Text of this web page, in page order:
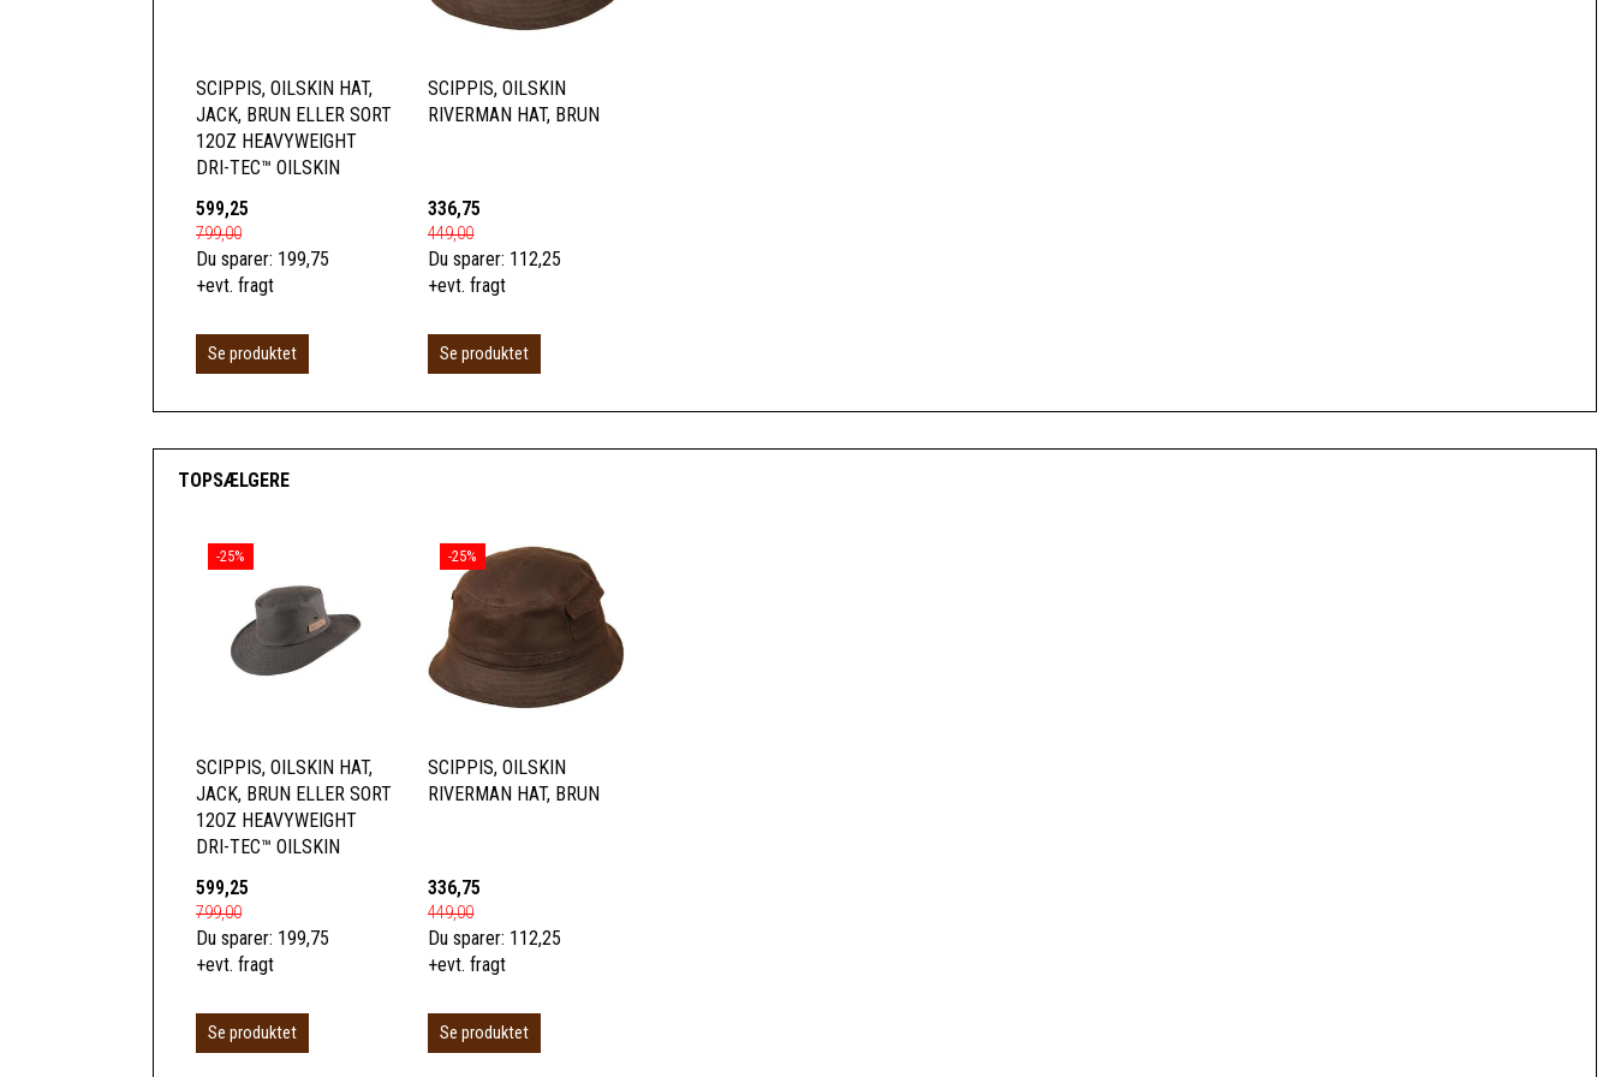
SCIPPIS, OILSKIN HAT,
JACK, BRUN ELLER SORT
12OZ HEAVYWEIGHT
DRI-TEC™ OILSKIN
599,25
799,00
Du sparer: 199,75
+evt. fragt
Se produktet
SCIPPIS, OILSKIN
RIVERMAN HAT, BRUN
336,75
449,00
Du sparer: 112,25
+evt. fragt
Se produktet
TOPSÆLGERE
-25%
SCIPPIS, OILSKIN HAT,
JACK, BRUN ELLER SORT
12OZ HEAVYWEIGHT
DRI-TEC™ OILSKIN
599,25
799,00
Du sparer: 199,75
+evt. fragt
Se produktet
-25%
SCIPPIS, OILSKIN
RIVERMAN HAT, BRUN
336,75
449,00
Du sparer: 112,25
+evt. fragt
Se produktet